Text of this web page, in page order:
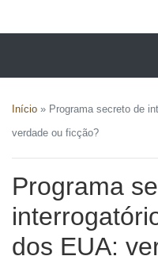
Início » Programa secreto de
verdade ou ficção?
Programa
dos EUA: